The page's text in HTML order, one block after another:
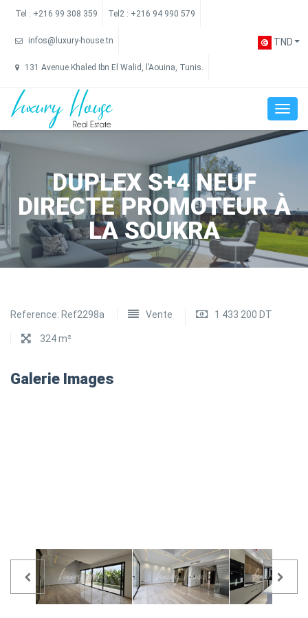
Tel : +216 99 308 359 Tel2 : +216 94 990 579
infos@luxury-house.tn
131 Avenue Khaled Ibn El Walid, l’Aouina, Tunis.
TND
DUPLEX S+4 NEUF
DIRECTE PROMOTEUR À
LA SOUKRA
Reference: Ref2298a Vente 1 433 200 DT
324 m²
Galerie Images